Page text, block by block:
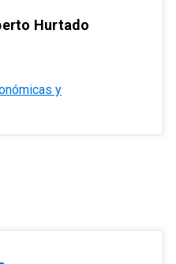
Hurtado
y